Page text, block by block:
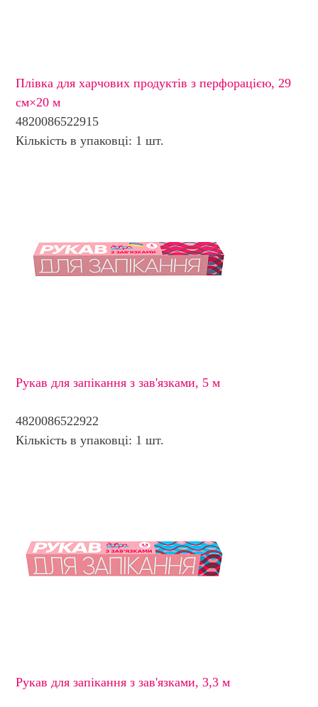
Плівка для харчових продуктів з перфорацією, 29
см×20 м
4820086522915
Кількість в упаковці: 1 шт.
Рукав для запікання з зав'язками, 5 м
4820086522922
Кількість в упаковці: 1 шт.
Рукав для запікання з зав'язками, 3,3 м